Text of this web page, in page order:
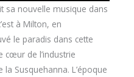
sa nouvelle musique dans
à Milton, en
le paradis dans cette
cœur de l’industrie
Susquehanna. L’époque